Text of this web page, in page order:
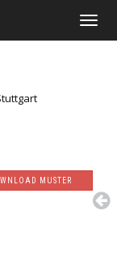
TOGGLE
MUSTER